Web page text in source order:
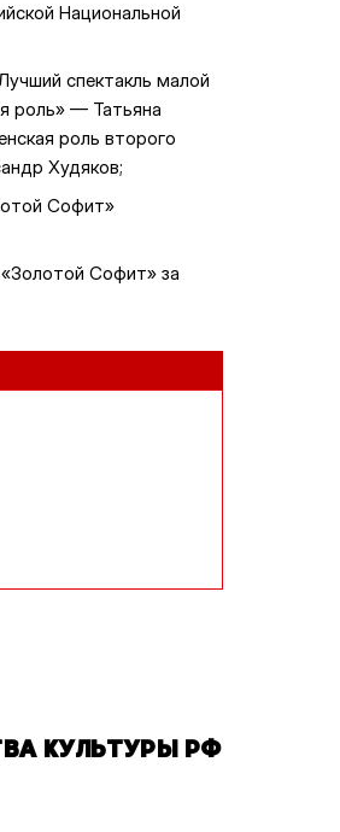
Национальной
спектакль малой
роль» — Татьяна
роль второго
Худяков;
Софит»
Софит» за
КУЛЬТУРЫ РФ